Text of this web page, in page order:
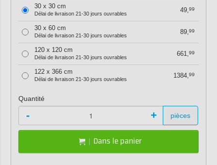
30 x 30 cm
Délai de livraison 21-30 jours ouvrables 49,99
30 x 60 cm
Délai de livraison 21-30 jours ouvrables 89,99
120 x 120 cm
Délai de livraison 21-30 jours ouvrables 661,99
122 x 366 cm
Délai de livraison 21-30 jours ouvrables 1384,99
Quantité
- + pièces
Dans le panier